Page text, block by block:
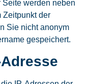
Seite werden neben
Zeitpunkt der
Sie nicht anonym
gespeichert.